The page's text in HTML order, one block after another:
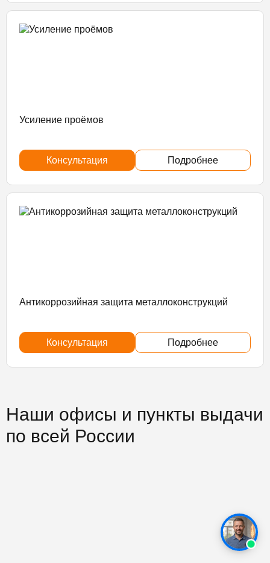
Усиление проёмов
Консультация Подробнее
Антикоррозийная защита металлоконструкций
Консультация Подробнее
Наши офисы и пункты выдачи
по всей России